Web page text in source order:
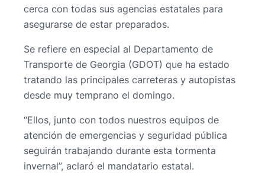
cerca con todas sus agencias estatales para
asegurarse de estar preparados.
Se refiere en especial al Departamento de
Transporte de Georgia (GDOT) que ha estado
tratando las principales carreteras y autopistas
desde muy temprano el domingo.
“Ellos, junto con todos nuestros equipos de
atención de emergencias y seguridad pública
seguirán trabajando durante esta tormenta
invernal”, aclaró el mandatario estatal.